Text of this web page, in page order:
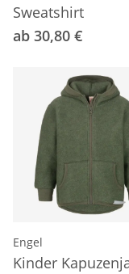
Sweatshirt
ab 30,80 €
Engel
Kinder